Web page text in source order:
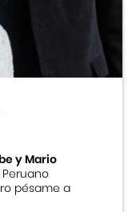
y Mario
pésame a